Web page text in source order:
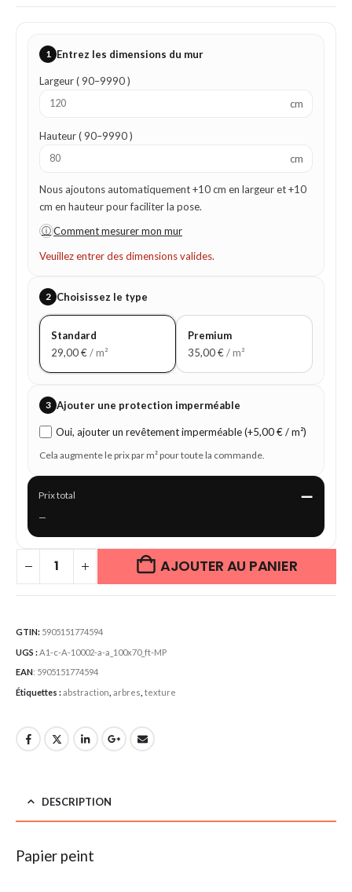
1 Entrez les dimensions du mur
Largeur ( 90–9990 )
cm
Hauteur ( 90–9990 )
cm
Nous ajoutons automatiquement +10 cm en largeur et +10
cm en hauteur pour faciliter la pose.
ⓘ Comment mesurer mon mur
Veuillez entrer des dimensions valides.
2 Choisissez le type
Standard
29,00€/ m²
Premium
35,00€/ m²
3 Ajouter une protection imperméable
Oui, ajouter un revêtement imperméable (+5,00 € / m²)
Cela augmente le prix par m² pour toute la commande.
Prix total —
—
AJOUTER AU PANIER
GTIN: 5905151774594
UGS :A1-c-A-10002-a-a_100x70_ft-MP
EAN: 5905151774594
Étiquettes :abstraction arbres texture
DESCRIPTION
Papier peint